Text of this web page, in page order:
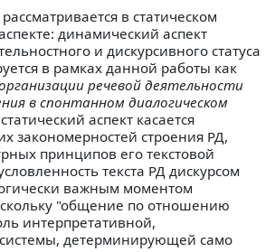
в статическом
динамический аспект
и дискурсивного статуса
в рамках данной работы как
речевой деятельности
в спонтанном диалогическом
аспект касается
закономерностей строения РД,
принципов его текстовой
текста РД дискурсом
важным моментом
"общение по отношению
интерпретативной,
детерминирующей само